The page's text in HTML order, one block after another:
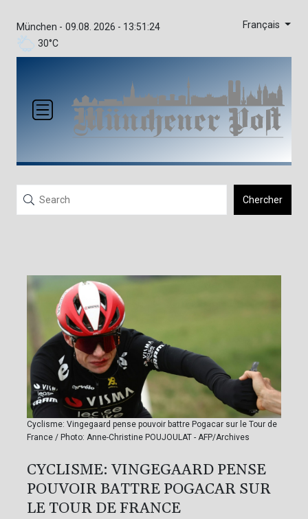
München -
30°C
09.08. 2026 - 13:51:24 Français
Chercher
Cyclisme: Vingegaard pense pouvoir battre Pogacar sur le Tour de
France / Photo: Anne-Christine POUJOULAT - AFP/Archives
CYCLISME: VINGEGAARD PENSE
POUVOIR BATTRE POGACAR SUR
LE TOUR DE FRANCE